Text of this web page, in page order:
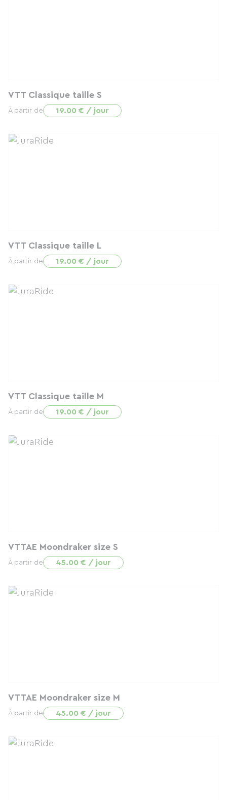
VTT Classique taille S
À partir de 19.00 € / jour
VTT Classique taille L
À partir de 19.00 € / jour
VTT Classique taille M
À partir de 19.00 € / jour
VTTAE Moondraker size S
À partir de 45.00 € / jour
VTTAE Moondraker size M
À partir de 45.00 € / jour